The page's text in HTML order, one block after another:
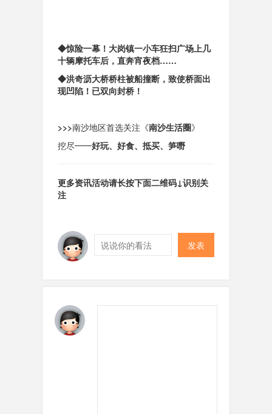
◆惊险一幕！大岗镇一小车狂扫广场上几
十辆摩托车后，直奔宵夜档……
◆洪奇沥大桥桥柱被船撞断，致使桥面出
现凹陷！已双向封桥！
>>>南沙地区首选关注 《南沙生活圈》
挖尽━━好玩、好食、抵买、笋嘢
更多资讯活动请长按下面二维码↓识别关
注
发表